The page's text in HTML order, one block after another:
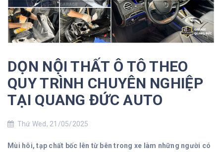
DỌN NỘI THẤT Ô TÔ THEO
QUY TRÌNH CHUYÊN NGHIỆP
TẠI QUANG ĐỨC AUTO
Thứ Wed, 21/05/2025
Mùi hôi, tạp chất bốc lên từ bên trong xe làm những người có